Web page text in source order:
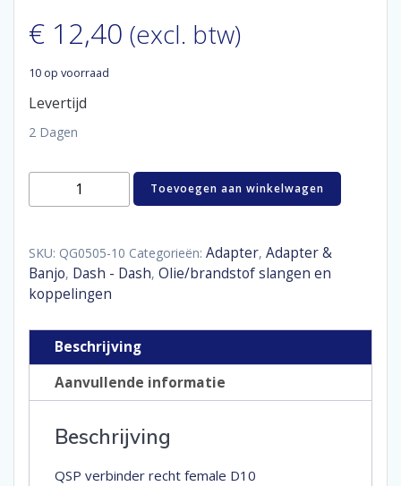
€ 12,40 (excl. btw)
10 op voorraad
Levertijd
2 Dagen
Coupler
straight
aantal
Toevoegen aan winkelwagen
SKU: QG0505-10 Categorieën: Adapter, Adapter &
Banjo, Dash - Dash, Olie/brandstof slangen en
koppelingen
Beschrijving
Aanvullende informatie
Beschrijving
QSP verbinder recht female D10